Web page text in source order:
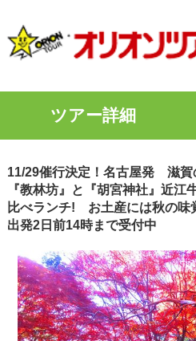
ツアー詳細
11/29催行決定！名古屋発 滋賀
『教林坊』と『胡宮神社』近
比べランチ! お土産には秋の味
出発2日前14時まで受付中